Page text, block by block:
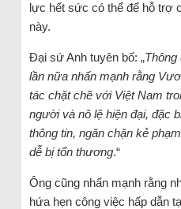
lực hết sức có thể để hỗ trợ
này.
Đại sứ Anh tuyên bố: „Thông
lần nữa nhấn mạnh rằng
tác chặt chẽ với Việt Nam
người và nô lệ hiện đại, đặc
thông tin, ngăn chặn kẻ
dễ bị tổn thương.“
Ông cũng nhấn mạnh rằng
hứa hẹn công việc hấp dẫn